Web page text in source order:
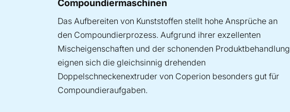
Compoundiermaschinen
Das Aufbereiten von Kunststoffen stellt hohe Ansprüche an
den Compoundierprozess. Aufgrund ihrer exzellenten
Mischeigenschaften und der schonenden Produktbehandlung
eignen sich die gleichsinnig drehenden
Doppelschneckenextruder von Coperion besonders gut für
Compoundieraufgaben.